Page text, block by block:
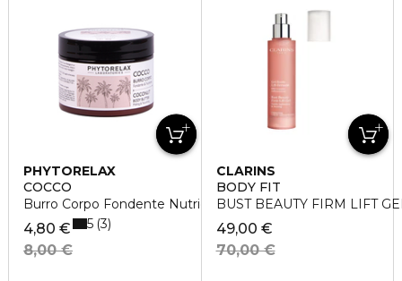
PHYTORELAX
COCCO
Burro Corpo Fondente Nutriente
4,80 €
8,00 €
5 3
CLARINS
BODY FIT
BUST BEAUTY FIRM LIFT
49,00 €
70,00 €